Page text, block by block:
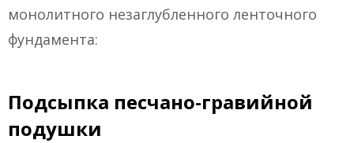
монолитного незаглубленного ленточного
фундамента:
Подсыпка песчано-гравийной
подушки